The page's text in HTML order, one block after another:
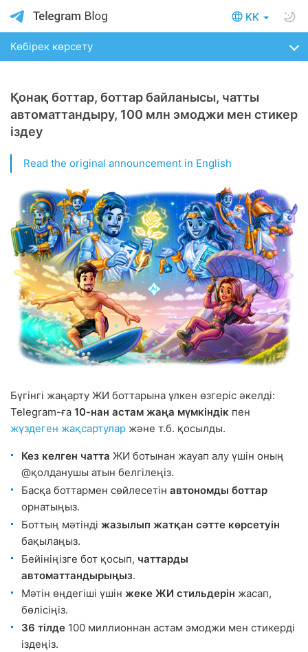
KK
Көбірек көрсету
Қонақ боттар, боттар байланысы, чатты
автоматтандыру, 100 млн эмоджи мен стикер
іздеу
Read the original announcement in English
Бүгінгі жаңарту ЖИ боттарына үлкен өзгеріс әкелді:
Telegram-ға 10-нан астам жаңа мүмкіндік пен
жүздеген жақсартулар және т.б. қосылды.
Кез келген чатта ЖИ ботынан жауап алу үшін оның
@қолданушы атын белгілеңіз.
Басқа боттармен сөйлесетін автономды боттар
орнатыңыз.
Боттың мәтінді жазылып жатқан сәтте көрсетуін
бақылаңыз.
Бейініңізге бот қосып, чаттарды
автоматтандырыңыз.
Мәтін өңдегіші үшін жеке ЖИ стильдерін жасап,
бөлісіңіз.
36 тілде 100 миллионнан астам эмоджи мен стикерді
іздеңіз.